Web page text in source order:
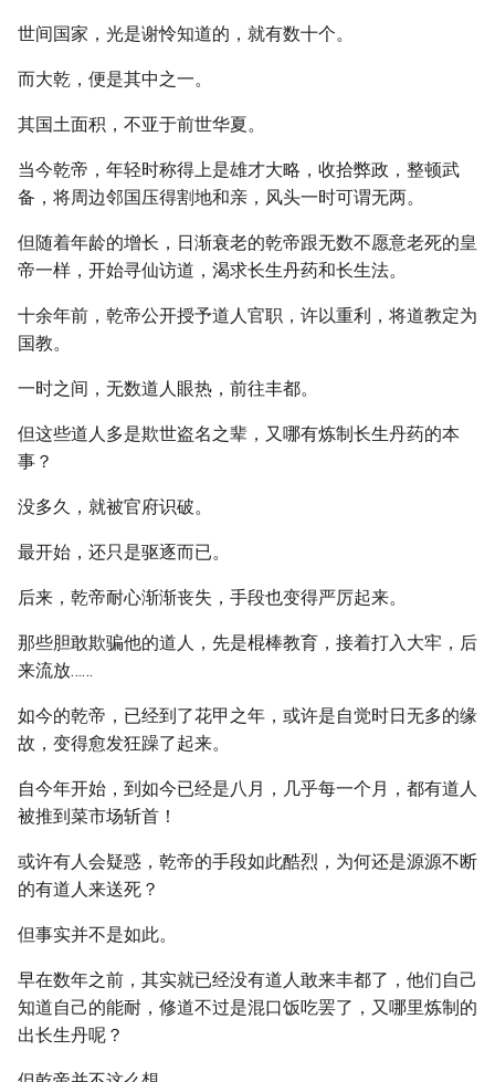
世间国家，光是谢怜知道的，就有数十个。
而大乾，便是其中之一。
其国土面积，不亚于前世华夏。
当今乾帝，年轻时称得上是雄才大略，收拾弊政，整顿武
备，将周边邻国压得割地和亲，风头一时可谓无两。
但随着年龄的增长，日渐衰老的乾帝跟无数不愿意老死的皇
帝一样，开始寻仙访道，渴求长生丹药和长生法。
十余年前，乾帝公开授予道人官职，许以重利，将道教定为
国教。
一时之间，无数道人眼热，前往丰都。
但这些道人多是欺世盗名之辈，又哪有炼制长生丹药的本
事？
没多久，就被官府识破。
最开始，还只是驱逐而已。
后来，乾帝耐心渐渐丧失，手段也变得严厉起来。
那些胆敢欺骗他的道人，先是棍棒教育，接着打入大牢，后
来流放……
如今的乾帝，已经到了花甲之年，或许是自觉时日无多的缘
故，变得愈发狂躁了起来。
自今年开始，到如今已经是八月，几乎每一个月，都有道人
被推到菜市场斩首！
或许有人会疑惑，乾帝的手段如此酷烈，为何还是源源不断
的有道人来送死？
但事实并不是如此。
早在数年之前，其实就已经没有道人敢来丰都了，他们自己
知道自己的能耐，修道不过是混口饭吃罢了，又哪里炼制的
出长生丹呢？